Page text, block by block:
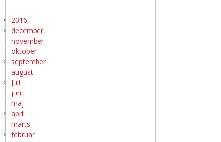
2016
december
november
oktober
september
august
juli
juni
maj
april
marts
februar